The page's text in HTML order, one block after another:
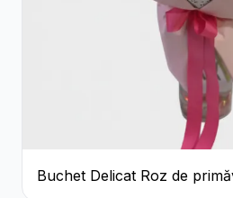
Buchet Delicat Roz de